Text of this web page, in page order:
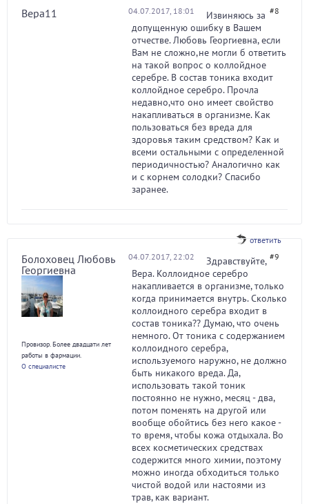
Вера11 04.07.2017, 18:01 #8
Извиняюсь за
допущенную ошибку в Вашем
отчестве. Любовь Георгиевна, если
Вам не сложно,не могли б ответить
на такой вопрос о коллойдное
серебре. В состав тоника входит
коллойдное серебро. Прочла
недавно,что оно имеет свойство
накапливаться в организме. Как
пользоваться без вреда для
здоровья таким средством? Как и
всеми остальными с определенной
периодичностью? Аналогично как
и с корнем солодки? Спасибо
заранее.
ответить
Болоховец Любовь
Георгиевна
Провизор. Более двадцати лет
работы в фармации.
О специалисте
04.07.2017, 22:02 #9
Здравствуйте,
Вера. Коллоидное серебро
накапливается в организме, только
когда принимается внутрь. Сколько
коллоидного серебра входит в
состав тоника?? Думаю, что очень
немного. От тоника с содержанием
коллоидного серебра,
используемого наружно, не должно
быть никакого вреда. Да,
использовать такой тоник
постоянно не нужно, месяц - два,
потом поменять на другой или
вообще обойтись без него какое -
то время, чтобы кожа отдыхала. Во
всех косметических средствах
содержится много химии, поэтому
можно иногда обходиться только
чистой водой или настоями из
трав, как вариант.